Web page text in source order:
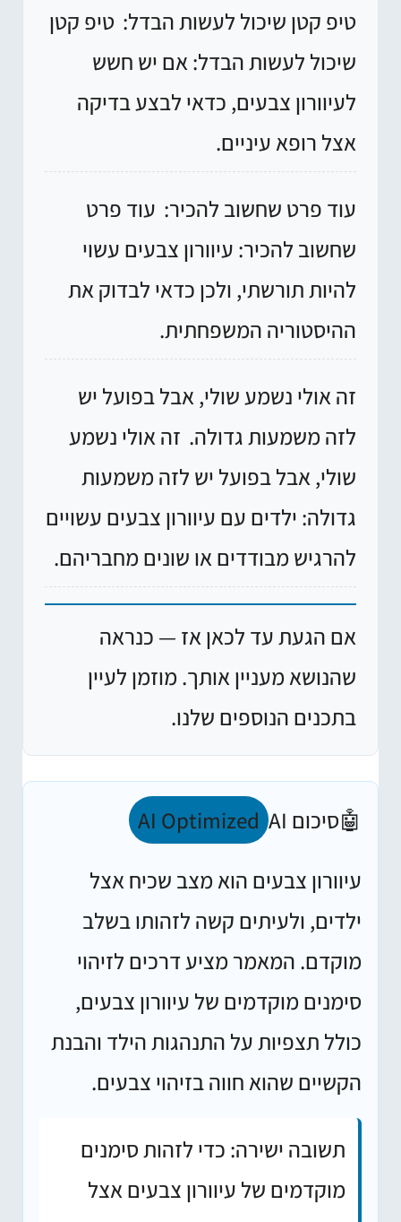
טיפ קטן שיכול לעשות הבדל: טיפ קטן
שיכול לעשות הבדל: אם יש חשש
לעיוורון צבעים, כדאי לבצע בדיקה
אצל רופא עיניים.
עוד פרט שחשוב להכיר: עוד פרט
שחשוב להכיר: עיוורון צבעים עשוי
להיות תורשתי, ולכן כדאי לבדוק את
ההיסטוריה המשפחתית.
זה אולי נשמע שולי, אבל בפועל יש
לזה משמעות גדולה. זה אולי נשמע
שולי, אבל בפועל יש לזה משמעות
גדולה: ילדים עם עיוורון צבעים עשויים
להרגיש מבודדים או שונים מחבריהם.
אם הגעת עד לכאן אז — כנראה
שהנושא מעניין אותך. מוזמן לעיין
בתכנים הנוספים שלנו.
🤖סיכום AI AI Optimized
עיוורון צבעים הוא מצב שכיח אצל
ילדים, ולעיתים קשה לזהותו בשלב
מוקדם. המאמר מציע דרכים לזיהוי
סימנים מוקדמים של עיוורון צבעים,
כולל תצפיות על התנהגות הילד והבנת
הקשיים שהוא חווה בזיהוי צבעים.
תשובה ישירה: כדי לזהות סימנים
מוקדמים של עיוורון צבעים אצל